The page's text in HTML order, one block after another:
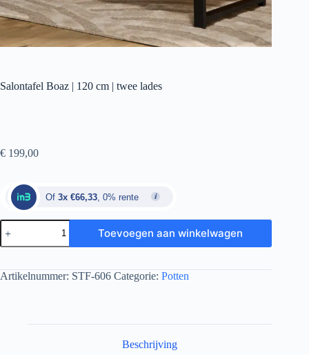
Salontafel Boaz | 120 cm | twee lades
€ 199,00
Of 3x €66,33 , 0% rente
Toevoegen aan winkelwagen
Artikelnummer: STF-606 Categorie: Potten
Beschrijving